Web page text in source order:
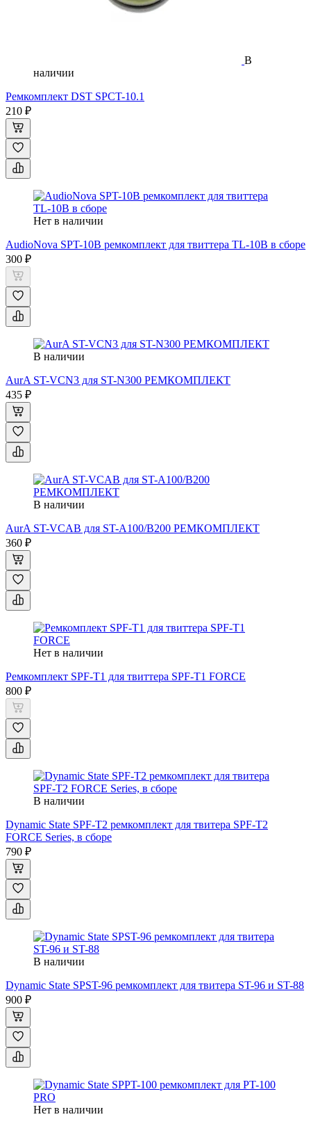
В
наличии
Ремкомплект DST SPCT-10.1
210 ₽
Нет в наличии
AudioNova SPT-10B ремкомплект для твиттера TL-10B в сборе
300 ₽
В наличии
AurA ST-VCN3 для ST-N300 РЕМКОМПЛЕКТ
435 ₽
В наличии
AurA ST-VCAB для ST-A100/B200 РЕМКОМПЛЕКТ
360 ₽
Нет в наличии
Ремкомплект SPF-T1 для твиттера SPF-T1 FORCE
800 ₽
В наличии
Dynamic State SPF-T2 ремкомплект для твитера SPF-T2
FORCE Series, в сборе
790 ₽
В наличии
Dynamic State SPST-96 ремкомплект для твитера ST-96 и ST-88
900 ₽
Нет в наличии